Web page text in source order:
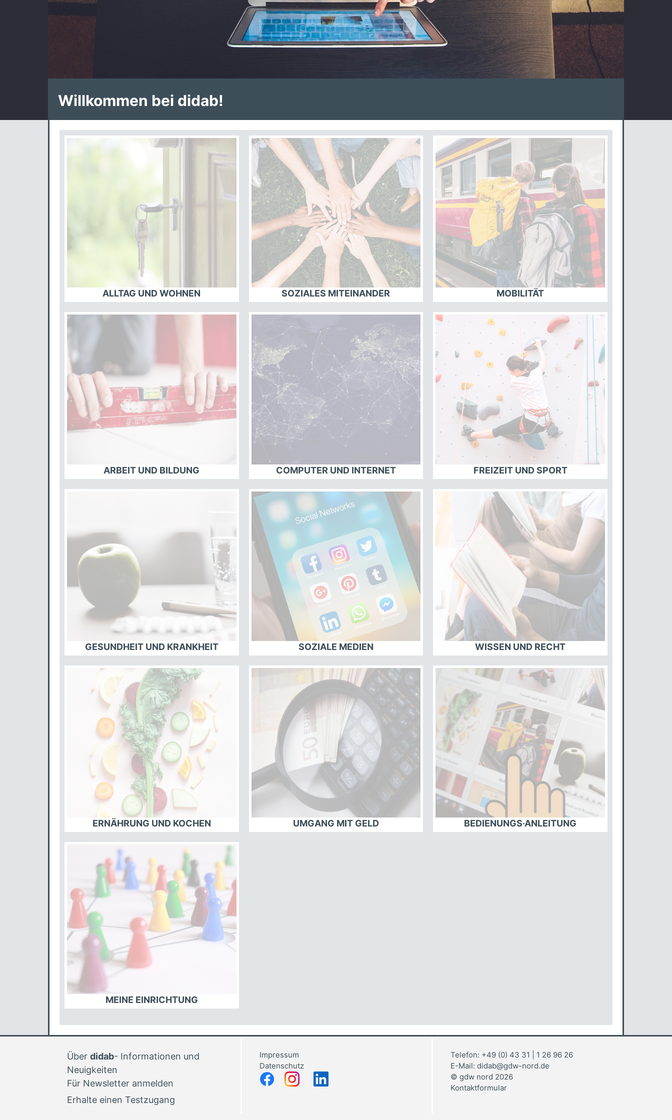
Willkommen bei didab!
Blöcke
ALLTAG UND WOHNEN SOZIALES MITEINANDER MOBILITÄT
ARBEIT UND BILDUNG COMPUTER UND INTERNET FREIZEIT UND SPORT
GESUNDHEIT UND KRANKHEIT SOZIALE MEDIEN WISSEN UND RECHT
ERNÄHRUNG UND KOCHEN UMGANG MIT GELD BEDIENUNGS·ANLEITUNG
MEINE EINRICHTUNG
Über didab- Informationen und
Neuigkeiten
Für Newsletter anmelden
Erhalte einen Testzugang
Impressum
Datenschutz
Telefon: +49 (0) 43 31 | 1 26 96 26
E-Mail: didab@gdw-nord.de
© gdw nord 2026
Kontaktformular